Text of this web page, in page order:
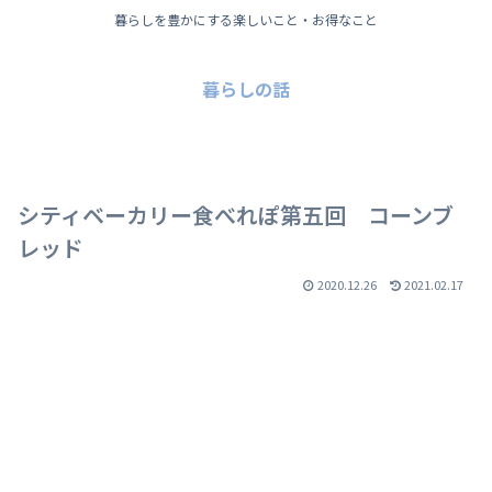
暮らしを豊かにする楽しいこと・お得なこと
暮らしの話
シティベーカリー食べれぽ第五回 コーンブ
レッド
2020.12.26 2021.02.17